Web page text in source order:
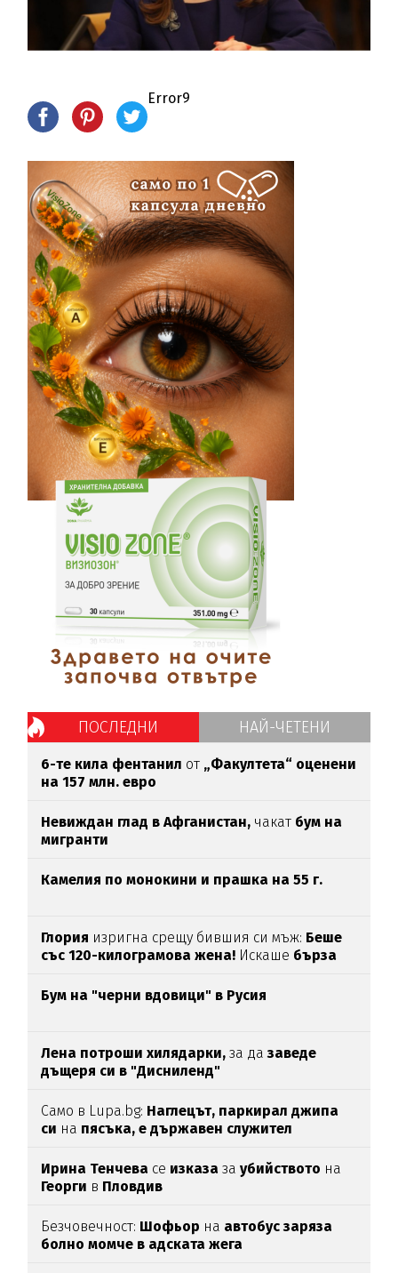
Error9
ПОСЛЕДНИ НАЙ-ЧЕТЕНИ
6-те кила фентанил от „Факултета“ оценени
на 157 млн. евро
Невиждан глад в Афганистан, чакат бум на
мигранти
Камелия по монокини и прашка на 55 г.
Глория изригна срещу бившия си мъж: Беше
със 120-килограмова жена! Искаше бърза
Бум на "черни вдовици" в Русия
Лена потроши хилядарки,за да заведе
дъщеря си в "Дисниленд"
Само в Lupa.bg: Наглецът, паркирал джипа
си на пясъка, е държавен служител
Ирина Тенчева се изказазаубийството на
Георги в Пловдив
Безчовечност: Шофьор на автобус заряза
болно момче в адската жега